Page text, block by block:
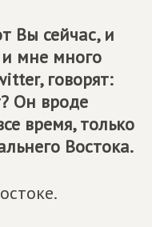
Вы сейчас, и
и мне много
говорят:
Он вроде
время, только
Востока.